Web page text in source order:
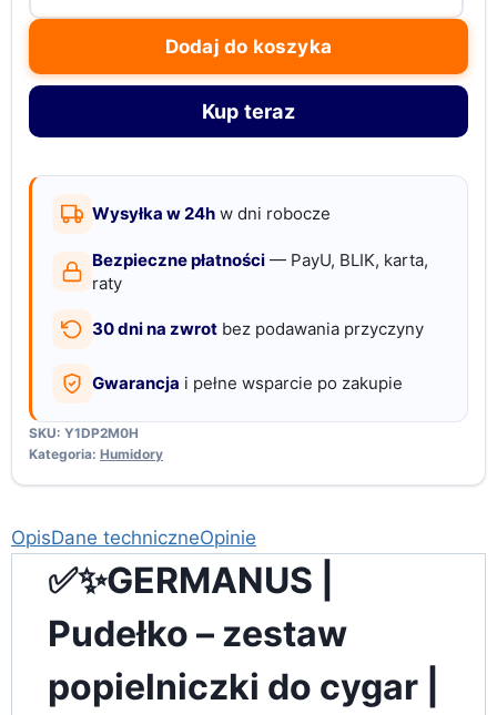
|
Pudełko
-
do
cygar
Czarny
Dodaj do koszyka
Kup teraz
Wysyłka w 24h w dni robocze
Bezpieczne płatności — PayU, BLIK, karta,
raty
30 dni na zwrot bez podawania przyczyny
Gwarancja i pełne wsparcie po zakupie
SKU: Y1DP2M0H
Kategoria: Humidory
OpisDane techniczneOpinie
✅✨GERMANUS |
Pudełko – zestaw
popielniczki do cygar |